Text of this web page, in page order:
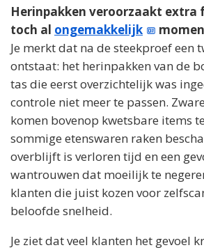
Herinpakken veroorzaakt extra
toch al ongemakkelijk
Je merkt dat na de steekproef een
ontstaat: het herinpakken van de
tas die eerst overzichtelijk was
controle niet meer te passen.
komen bovenop kwetsbare items
sommige etenswaren raken
overblijft is verloren tijd en een
wantrouwen dat moeilijk te
klanten die juist kozen voor
beloofde snelheid.
Je ziet dat veel klanten het gevoel